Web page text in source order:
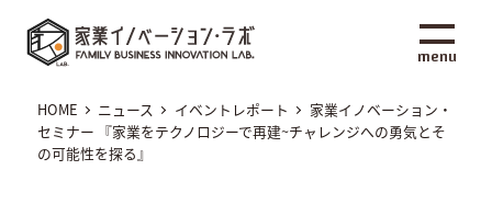
家業イノベーション・ラボ
menu
HOME ニュース イベントレポート
家業イノベーション・
セミナー 『家業をテクノロジーで再建~チャレンジへの勇気とそ
の可能性を探る』